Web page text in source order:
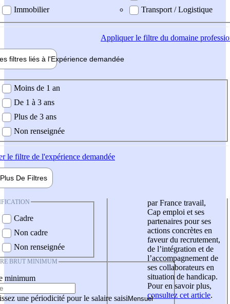
Immobilier
Transport / Logistique
Appliquerle filtre du domaine
filtres liés à l'Expérience demandée
demandée
Moins de 1 an
De 1 à 3 ans
Plus de 3 ans
Non renseignée
le filtre de l'expérience demandée
Plus De Filtres
Cadre
Non cadre
Non renseignée
BRUT MINIMUM
minimum
une périodicité pour le salaire saisi
par France travail,
Cap emploi et ses
partenaires pour ses
actions concrètes en
faveur du recrutement,
de l’intégration et de
l’accompagnement de
ses collaborateurs en
situation de handicap.
Pour en savoir plus,
consultez cet article.